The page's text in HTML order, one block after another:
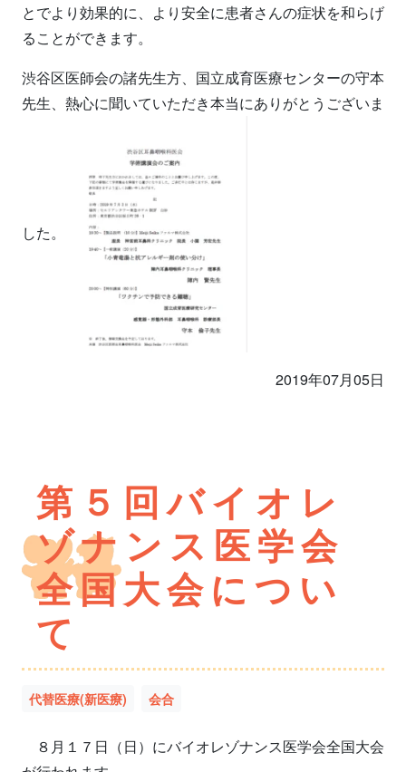
とでより効果的に、より安全に患者さんの症状を和らげ
ることができます。
渋谷区医師会の諸先生方、国立成育医療センターの守本
先生、熱心に聞いていただき本当にありがとうございま
した。
2019年07月05日
第５回バイオレ
ゾナンス医学会
全国大会につい
て
代替医療(新医療) 会合
８月１７日（日）にバイオレゾナンス医学会全国大会